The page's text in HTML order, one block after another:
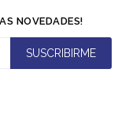
NOVEDADES!
SUSCRIBIRME